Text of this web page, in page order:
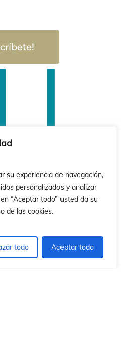
su experiencia de navegación,
personalizados y analizar
“Aceptar todo” usted da su
de las cookies.
todo Aceptar todo